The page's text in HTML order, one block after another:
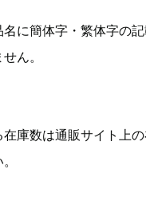
に簡体字・繁体字の
ん。
庫数は通販サイト上